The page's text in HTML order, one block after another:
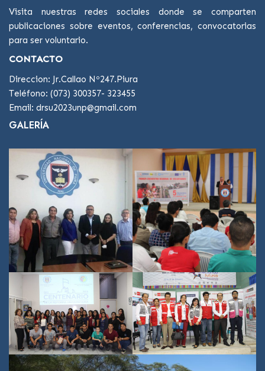
Visita nuestras redes sociales donde se comparten
publicaciones sobre eventos, conferencias, convocatorias
para ser voluntario.
CONTACTO
Direccion: Jr.Callao Nº247.Piura
Teléfono: (073) 300357- 323455
Email: drsu2023unp@gmail.com
GALERÍA